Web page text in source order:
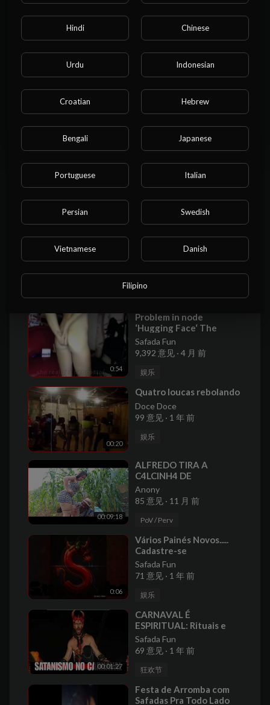
请注意，如果您未满 18 岁，您将无法访问本网
站。
您已年满 18 岁或以上？
Zōng fā) Jīn fā Hóng fā
Jiǎosè bànyǎn Nǚ xuéshēng Tiān nǎ
狗式体位 (Gǒu shì tǐwèi) 撒尿 (Sāniào)
PoV / Perv 肛交 (Gāngjiāo) 其他
O caseiro anão de pau torto me
comeu e depois comeu minha
0:54
⁣Problem in node
‘Hugging Face‘ The
resource you are
requesting could not be
found
Safada Fun
9,392 意见 · 4 月 前
娱乐
00:20
⁣Quatro loucas rebolando
Doce Doce
99 意见 · 1 年 前
娱乐
00:09:18
⁣ALFREDO TIRA A
C4LCINH4 DE
ROSALINDA NO DENTE
Anony
85 意见 · 11 月 前
PoV / Perv
0:06
⁣Vários Painés Novos.....
Cadastre-se
Safada Fun
71 意见 · 1 年 前
娱乐
00:01:27
⁣CARNAVAL É
ESPIRITUAL: Rituais e
Macumba no Carnaval
2025!
Safada Fun
69 意见 · 1 年 前
狂欢节
⁣Festa de Arromba com
Safadas Pra Todo Lado
Hindi Chinese
Urdu Indonesian
Croatian Hebrew
Bengali Japanese
Portuguese Italian
Persian Swedish
Vietnamese Danish
Filipino